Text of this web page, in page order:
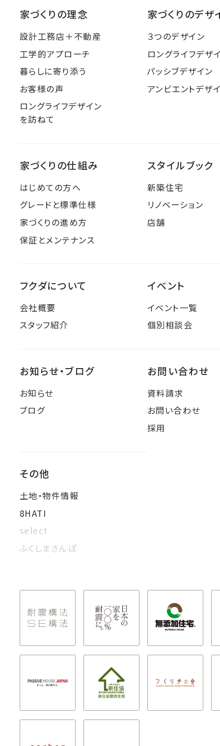
家づくりの理念
設計工務店＋不動産
工学的アプローチ
暮らしに寄り添う
お客様の声
ロングライフデザイン
を訪ねて
家づくりのデザ
３つのデザイン
ロングライフデザ
パッシブデザイン
アンビエントデザ
家づくりの仕組み
はじめての方へ
グレードと標準仕様
家づくりの進め方
保証とメンテナンス
スタイルブック
新築住宅
リノベーション
店舗
フクダについて
会社概要
スタッフ紹介
イベント
イベント一覧
個別相談会
お知らせ・ブログ
お知らせ
ブログ
お問い合わせ
資料請求
お問い合わせ
採用
その他
土地・物件情報
8HATI
select
ふくしまさんぽ